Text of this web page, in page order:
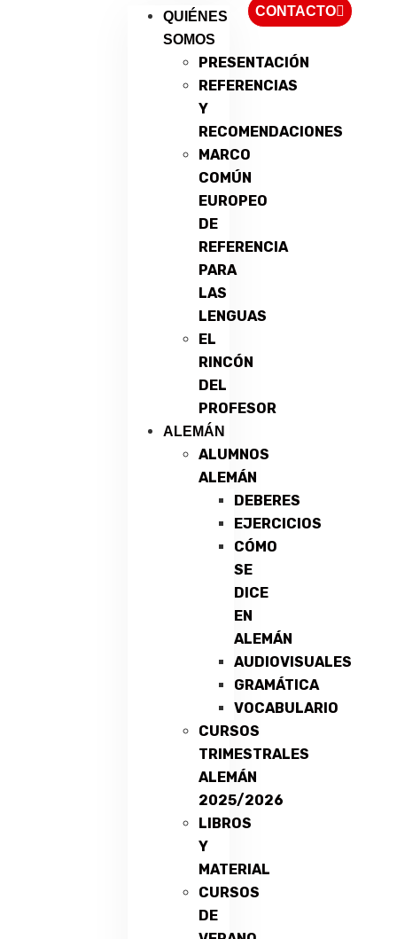
QUIÉNES
SOMOS
PRESENTACIÓN
REFERENCIAS
Y
RECOMENDACIONES
MARCO
COMÚN
EUROPEO
DE
REFERENCIA
PARA
LAS
LENGUAS
EL
RINCÓN
DEL
PROFESOR
ALEMÁN
ALUMNOS
ALEMÁN
DEBERES
EJERCICIOS
CÓMO
SE
DICE
EN
ALEMÁN
AUDIOVISUALES
GRAMÁTICA
VOCABULARIO
CURSOS
TRIMESTRALES
ALEMÁN
2025/2026
LIBROS
Y
MATERIAL
CURSOS
DE
CONTACTO